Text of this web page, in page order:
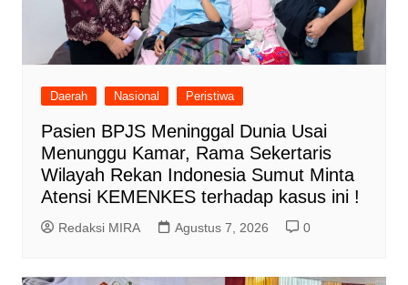
Daerah Nasional Peristiwa
Pasien BPJS Meninggal Dunia Usai
Menunggu Kamar, Rama Sekertaris
Wilayah Rekan Indonesia Sumut Minta
Atensi KEMENKES terhadap kasus ini !
Redaksi MIRA Agustus 7, 2026 0